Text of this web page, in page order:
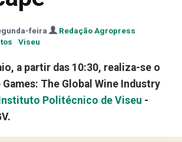
feira
Redação Agropress
Viseu
a partir das 10:30, realiza-se o
The Global Wine Industry
Instituto Politécnico de Viseu -